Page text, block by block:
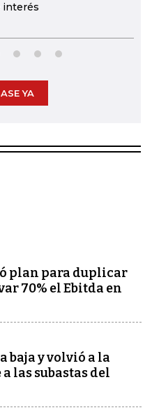
interés
YA
plan para duplicar
70% el Ebitda en
baja y volvió a la
las subastas del